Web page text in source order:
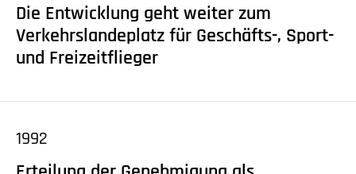
Die Entwicklung geht weiter zum
Verkehrslandeplatz für Geschäfts-, Sport-
und Freizeitflieger
1992